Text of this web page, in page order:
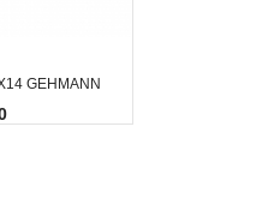
GEHMANN